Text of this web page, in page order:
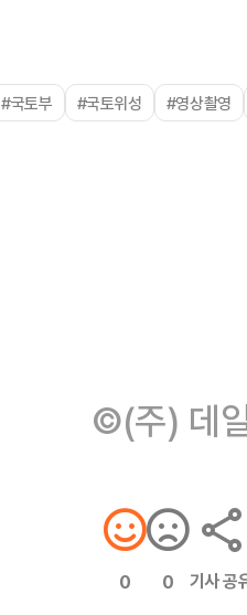
#국토부 #국토위성 #영상촬영
©(주) 데
0 0 기사 공